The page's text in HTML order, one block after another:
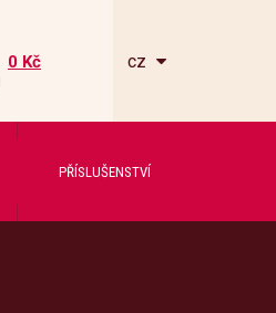
0 Kč cz
PŘÍSLUŠENSTVÍ